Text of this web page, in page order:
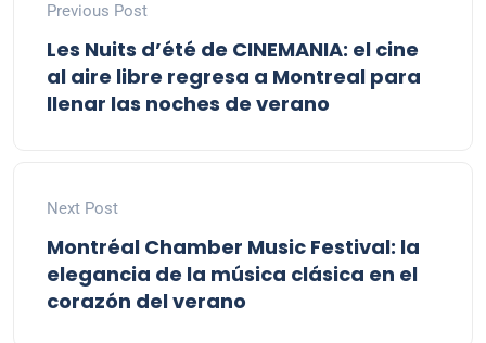
Previous Post
Les Nuits d’été de CINEMANIA: el cine
al aire libre regresa a Montreal para
llenar las noches de verano
Next Post
Montréal Chamber Music Festival: la
elegancia de la música clásica en el
corazón del verano